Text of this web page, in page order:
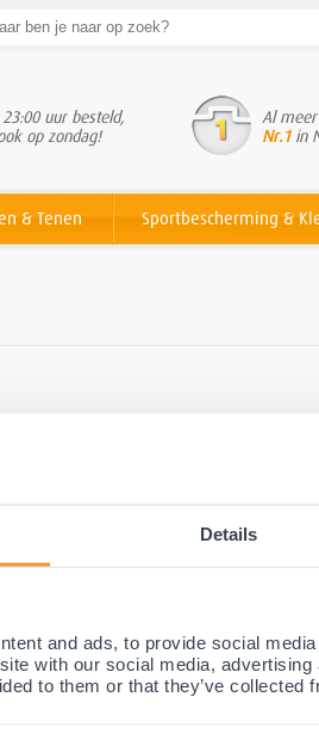
Details
and ads, to provide social
with our social media,
to them or that they’ve
uur besteld,
op zondag!
Al
Nr.1in
& Tenen Sportbescherming &